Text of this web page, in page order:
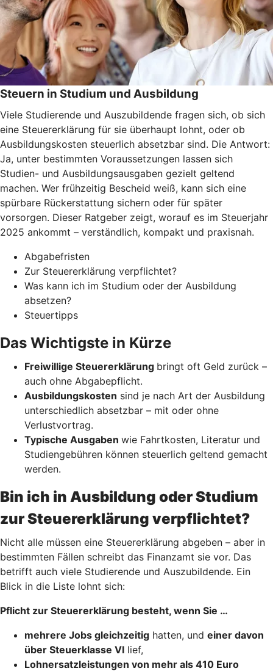
Steuern in Studium und Ausbildung
Viele Studierende und Auszubildende fragen sich, ob sich
eine Steuererklärung für sie überhaupt lohnt, oder ob
Ausbildungskosten steuerlich absetzbar sind. Die Antwort:
Ja, unter bestimmten Voraussetzungen lassen sich
Studien- und Ausbildungsausgaben gezielt geltend
machen. Wer frühzeitig Bescheid weiß, kann sich eine
spürbare Rückerstattung sichern oder für später
vorsorgen. Dieser Ratgeber zeigt, worauf es im Steuerjahr
2025 ankommt – verständlich, kompakt und praxisnah.
Abgabefristen
Zur Steuererklärung verpflichtet?
Was kann ich im Studium oder der Ausbildung
absetzen?
Steuertipps
Das Wichtigste in Kürze
Freiwillige Steuererklärung bringt oft Geld zurück –
auch ohne Abgabepflicht.
Ausbildungskosten sind je nach Art der Ausbildung
unterschiedlich absetzbar – mit oder ohne
Verlustvortrag.
Typische Ausgaben wie Fahrtkosten, Literatur und
Studiengebühren können steuerlich geltend gemacht
werden.
Bin ich in Ausbildung oder Studium
zur Steuererklärung verpflichtet?
Nicht alle müssen eine Steuererklärung abgeben – aber in
bestimmten Fällen schreibt das Finanzamt sie vor. Das
betrifft auch viele Studierende und Auszubildende. Ein
Blick in die Liste lohnt sich:
Pflicht zur Steuererklärung besteht, wenn Sie …
mehrere Jobs gleichzeitig hatten, und einer davon
über Steuerklasse VI lief,
Lohnersatzleistungen von mehr als 410 Euro